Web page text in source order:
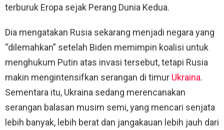
terburuk Eropa sejak Perang Dunia Kedua.
Dia mengatakan Rusia sekarang menjadi negara yang
“dilemahkan” setelah Biden memimpin koalisi untuk
menghukum Putin atas invasi tersebut, tetapi Rusia
makin mengintensifkan serangan di timur Ukraina.
Sementara itu, Ukraina sedang merencanakan
serangan balasan musim semi, yang mencari senjata
lebih banyak, lebih berat dan jangakauan lebih jauh dari